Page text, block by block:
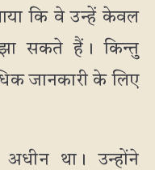
कि वे उन्हें केवल
सकते हैं। किन्तु
जानकारी के लिए
था। उन्होंने